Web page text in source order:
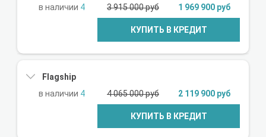
4
3 915 000 руб 1 969 900 руб
КУПИТЬ В КРЕДИТ
Flagship
4
4 065 000 руб 2 119 900 руб
КУПИТЬ В КРЕДИТ